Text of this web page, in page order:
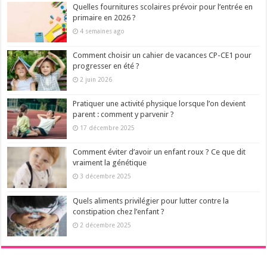
Quelles fournitures scolaires prévoir pour l’entrée en
primaire en 2026 ?
4 semaines ago
Comment choisir un cahier de vacances CP-CE1 pour
progresser en été ?
2 juin 2026
Pratiquer une activité physique lorsque l’on devient
parent : comment y parvenir ?
17 décembre 2025
Comment éviter d’avoir un enfant roux ? Ce que dit
vraiment la génétique
3 décembre 2025
Quels aliments privilégier pour lutter contre la
constipation chez l’enfant ?
2 décembre 2025